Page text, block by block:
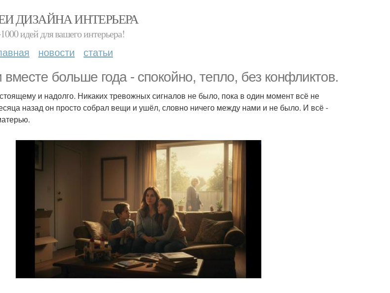
ДИЗАЙНА ИНТЕРЬЕРА
идей для вашего интерьера!
новости статьи
больше года - спокойно, тепло, без конфликтов.
и надолго. Никаких тревожных сигналов не было, пока в один момент всё не
назад он просто собрал вещи и ушёл, словно ничего между нами и не было. И всё -